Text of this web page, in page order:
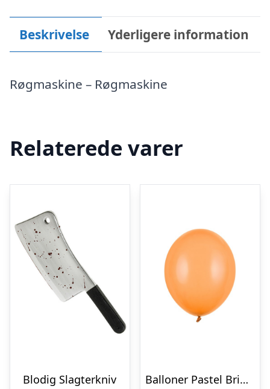
Beskrivelse Yderligere information
Røgmaskine – Røgmaskine
Relaterede varer
Blodig Slagterkniv
Balloner Pastel Bright Orange